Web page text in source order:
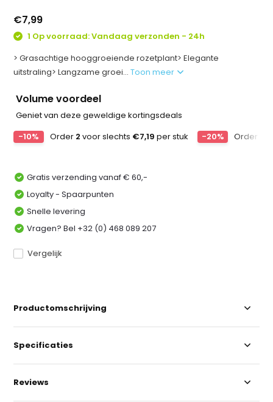
€7,99
1 Op voorraad: Vandaag verzonden - 24h
> Grasachtige hooggroeiende rozetplant> Elegante
uitstraling> Langzame groei...Toon meer
Volume voordeel
Geniet van deze geweldige kortingsdeals
-10%
Order 2 voor slechts €7,19 per stuk -20% Order
Gratis verzending vanaf € 60,-
Loyalty - Spaarpunten
Snelle levering
Vragen? Bel +32 (0) 468 089 207
Vergelijk
Productomschrijving
Specificaties
Reviews